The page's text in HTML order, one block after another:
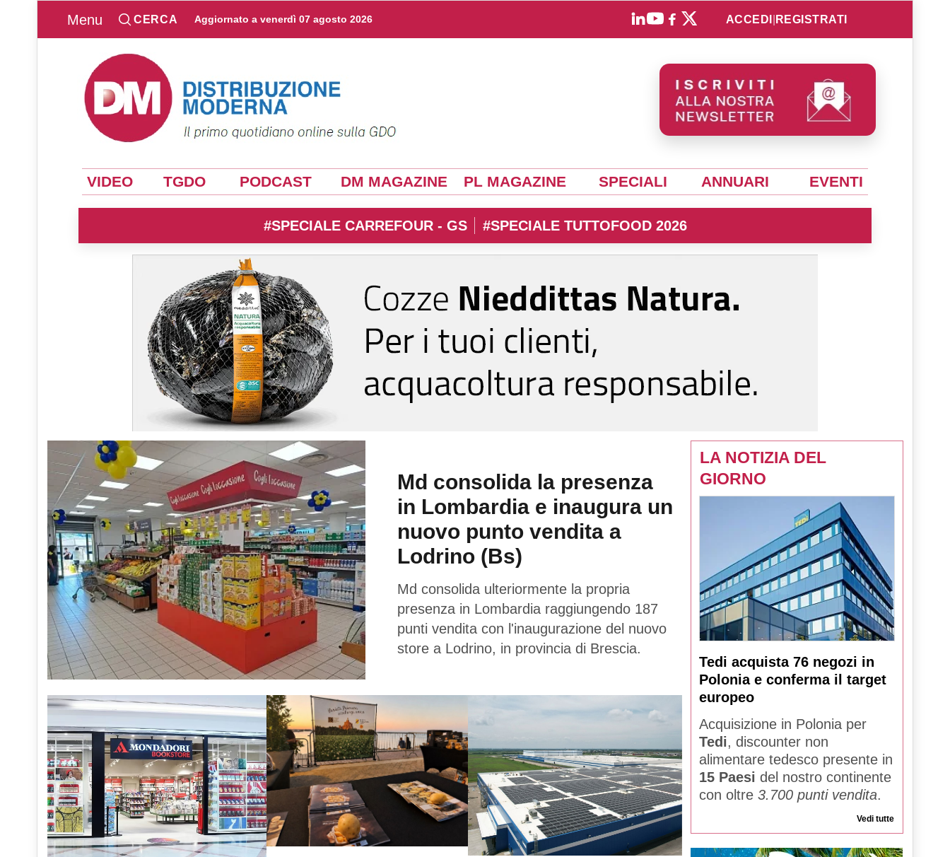
Menu CERCA Aggiornato a venerdì 07 agosto 2026 ACCEDI REGISTRATI
VIDEO TGDO PODCAST DM MAGAZINE PL MAGAZINE SPECIALI ANNUARI EVENTI
#SPECIALE CARREFOUR - GS #SPECIALE TUTTOFOOD 2026
Md consolida la presenza
in Lombardia e inaugura un
nuovo punto vendita a
Lodrino (Bs)
Md consolida ulteriormente la propria
presenza in Lombardia raggiungendo 187
punti vendita con l'inaugurazione del nuovo
store a Lodrino, in provincia di Brescia.
LA NOTIZIA DEL
GIORNO
Tedi acquista 76 negozi in
Polonia e conferma il target
europeo
Acquisizione in Polonia per
Tedi, discounter non
alimentare tedesco presente in
15 Paesi del nostro continente
con oltre 3.700 punti vendita.
Vedi tutte